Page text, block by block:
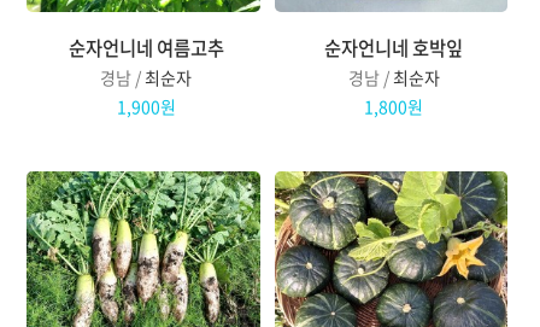
순자언니네 여름고추
경남 /최순자
1,900원
순자언니네 호박잎
경남 /최순자
1,800원